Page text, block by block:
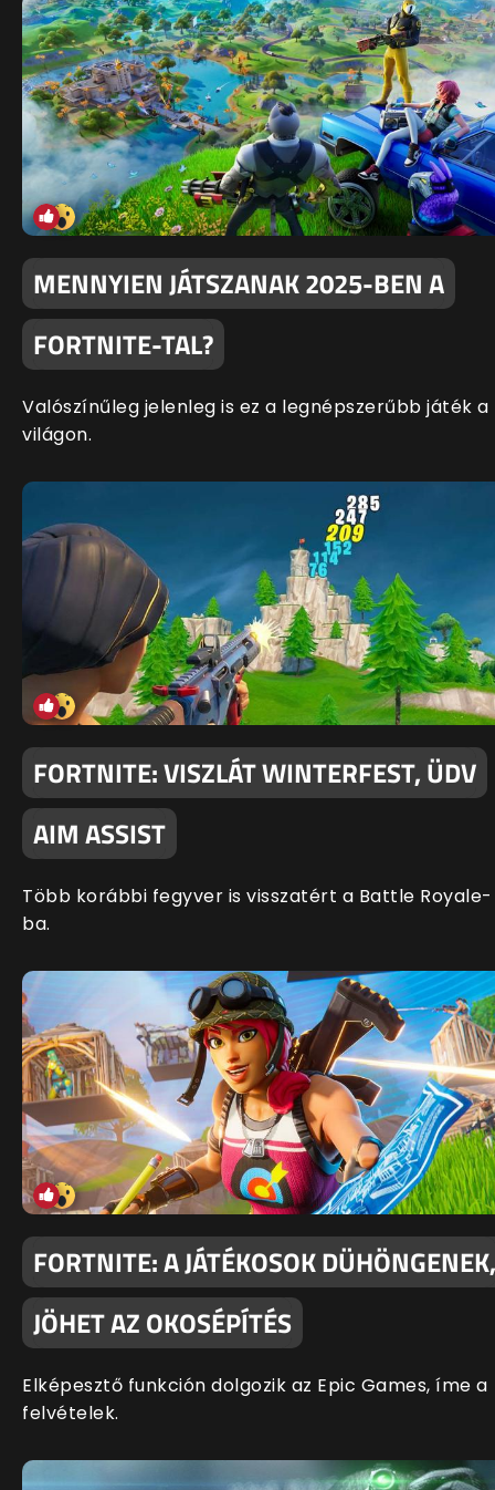
MENNYIEN JÁTSZANAK 2025-BEN A
FORTNITE-TAL?
Valószínűleg jelenleg is ez a legnépszerűbb játék a
világon.
FORTNITE: VISZLÁT WINTERFEST, ÜDV
AIM ASSIST
Több korábbi fegyver is visszatért a Battle Royale-
ba.
FORTNITE: A JÁTÉKOSOK DÜHÖNGENEK,
JÖHET AZ OKOSÉPÍTÉS
Elképesztő funkción dolgozik az Epic Games, íme a
felvételek.